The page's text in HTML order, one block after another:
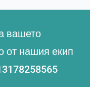
вашето
от нашия екип